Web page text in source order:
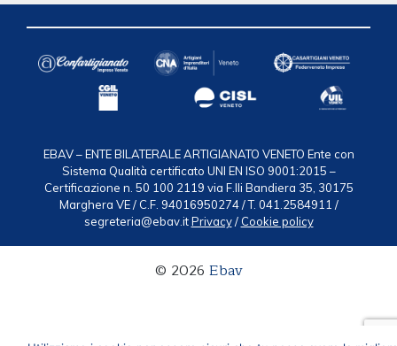
EBAV – ENTE BILATERALE ARTIGIANATO VENETO Ente con
Sistema Qualità certificato UNI EN ISO 9001:2015 –
Certificazione n. 50 100 2119 via F.lli Bandiera 35, 30175
Marghera VE / C.F. 94016950274 / T. 041.2584911 /
segreteria@ebav.it Privacy/ Cookie policy
© 2026 Ebav